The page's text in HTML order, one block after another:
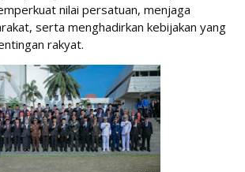
nilai persatuan, menjaga
serta menghadirkan kebijakan yang
rakyat.